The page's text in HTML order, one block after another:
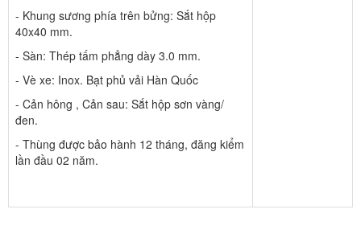
- Khung sương phía trên bửng: Sắt hộp
40x40 mm.
- Sàn: Thép tấm phẳng dày 3.0 mm.
- Vè xe: Inox. Bạt phủ vải Hàn Quốc
- Cản hông , Cản sau: Sắt hộp sơn vàng/
đen.
- Thùng được bảo hành 12 tháng, đăng kiểm
lần đầu 02 năm.